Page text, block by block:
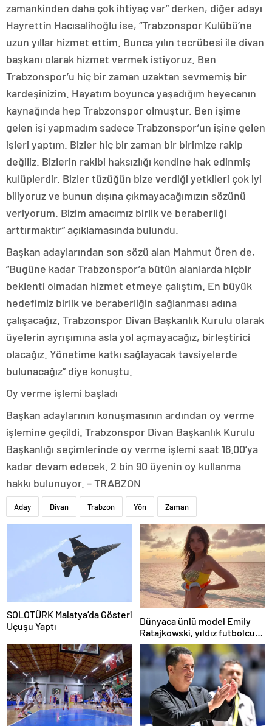
zamankinden daha çok ihtiyaç var” derken, diğer adayı
Hayrettin Hacısalihoğlu ise, “Trabzonspor Kulübü’ne
uzun yıllar hizmet ettim. Bunca yılın tecrübesi ile divan
başkanı olarak hizmet vermek istiyoruz. Ben
Trabzonspor’u hiç bir zaman uzaktan sevmemiş bir
kardeşinizim. Hayatım boyunca yaşadığım heyecanın
kaynağında hep Trabzonspor olmuştur. Ben işime
gelen işi yapmadım sadece Trabzonspor’un işine gelen
işleri yaptım. Bizler hiç bir zaman bir birimize rakip
değiliz. Bizlerin rakibi haksızlığı kendine hak edinmiş
kulüplerdir. Bizler tüzüğün bize verdiği yetkileri çok iyi
biliyoruz ve bunun dışına çıkmayacağımızın sözünü
veriyorum. Bizim amacımız birlik ve beraberliği
arttırmaktır” açıklamasında bulundu.
Başkan adaylarından son sözü alan Mahmut Ören de,
“Bugüne kadar Trabzonspor’a bütün alanlarda hiçbir
beklenti olmadan hizmet etmeye çalıştım. En büyük
hedefimiz birlik ve beraberliğin sağlanması adına
çalışacağız. Trabzonspor Divan Başkanlık Kurulu olarak
üyelerin ayrışımına asla yol açmayacağız, birleştirici
olacağız. Yönetime katkı sağlayacak tavsiyelerde
bulunacağız” diye konuştu.
Oy verme işlemi başladı
Başkan adaylarının konuşmasının ardından oy verme
işlemine geçildi. Trabzonspor Divan Başkanlık Kurulu
Başkanlığı seçimlerinde oy verme işlemi saat 16.00’ya
kadar devam edecek. 2 bin 90 üyenin oy kullanma
hakkı bulunuyor. – TRABZON
Aday Divan Trabzon Yön Zaman
SOLOTÜRK Malatya’da Gösteri
Uçuşu Yaptı
Dünyaca ünlü model Emily
Ratajkowski, yıldız futbolcuya
hayranlığını ilan etti